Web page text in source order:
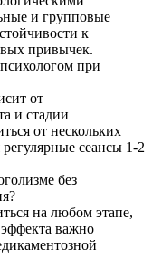
и групповые
к
привычек.
при
от
и стадии
от нескольких
сеансы 1-2
без
на любом этапе,
важно